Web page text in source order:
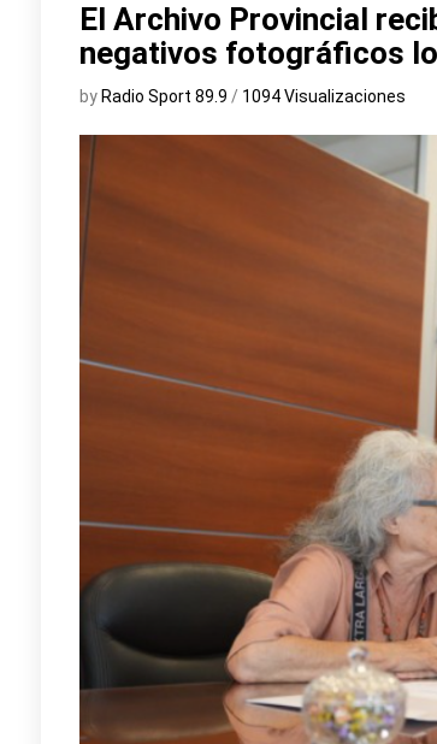
El Archivo Provincial
negativos fotográficos
by Radio Sport 89.9 / 1094 Visualizaciones